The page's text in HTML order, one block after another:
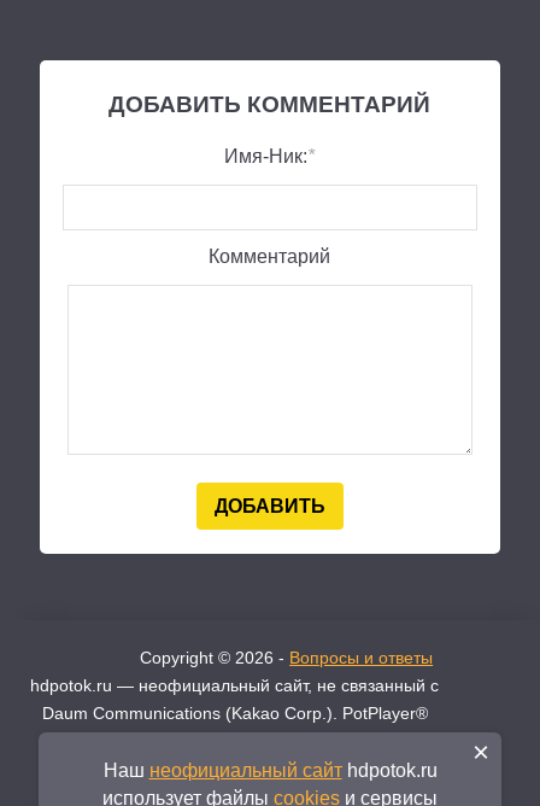
ДОБАВИТЬ КОММЕНТАРИЙ
Имя-Ник:*
Комментарий
Copyright © 2026 - Вопросы и ответы
hdpotok.ru — неофициальный сайт, не связанный с
Daum Communications (Kakao Corp.). PotPlayer®
является зарегистрированным товарным знаком
Daum. Официальный разработчик —Daum
Communications ↗
×
Наш неофициальный сайтhdpotok.ru
использует файлы cookies и сервисы